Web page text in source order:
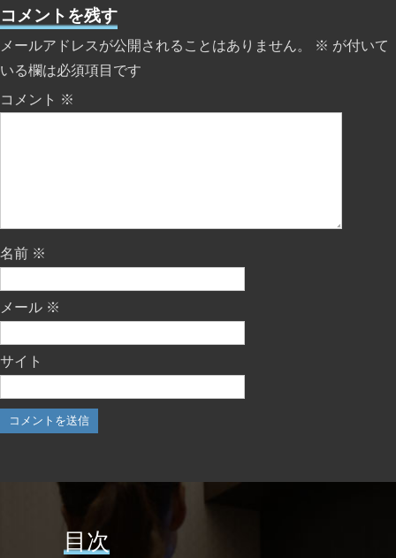
コメントを残す
メールアドレスが公開されることはありません。 ※ が付いて
いる欄は必須項目です
コメント ※
名前 ※
メール ※
サイト
目次